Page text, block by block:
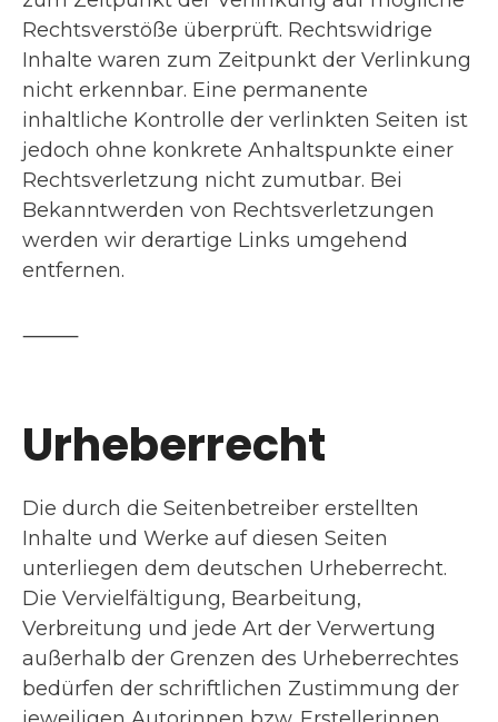
Rechtsverstöße überprüft. Rechtswidrige
Inhalte waren zum Zeitpunkt der Verlinkung
nicht erkennbar. Eine permanente
inhaltliche Kontrolle der verlinkten Seiten ist
jedoch ohne konkrete Anhaltspunkte einer
Rechtsverletzung nicht zumutbar. Bei
Bekanntwerden von Rechtsverletzungen
werden wir derartige Links umgehend
entfernen.
⸻
Urheberrecht
Die durch die Seitenbetreiber erstellten
Inhalte und Werke auf diesen Seiten
unterliegen dem deutschen Urheberrecht.
Die Vervielfältigung, Bearbeitung,
Verbreitung und jede Art der Verwertung
außerhalb der Grenzen des Urheberrechtes
bedürfen der schriftlichen Zustimmung der